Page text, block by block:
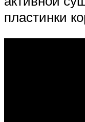
пластинки